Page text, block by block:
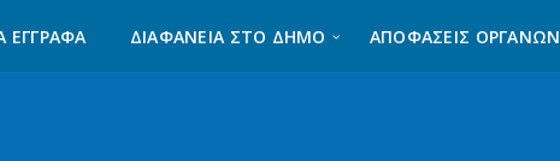
ΈΓΓΡΑΦΑ ΔΙΑΦΆΝΕΙΑ ΣΤΟ ΔΉΜΟ ΑΠΟΦΑΣΕΙΣ ΟΡΓΑΝΩΝ